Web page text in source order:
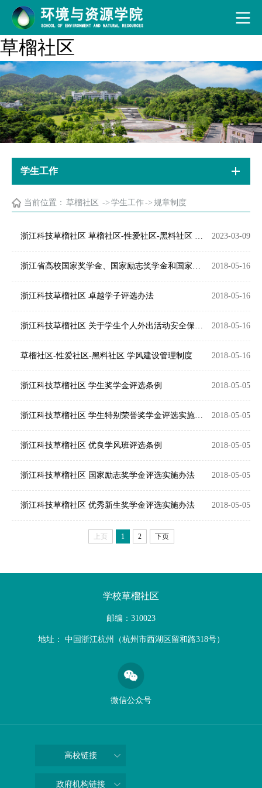
草榴社区
学生工作
当前位置： 草榴社区 -> 学生工作-> 规章制度
2023-03-09
浙江科技草榴社区 草榴社区-性爱社区-黑料社区 “碳·未来”奖（学）金评定及管理办法
2018-05-16
浙江省高校国家奖学金、国家励志奖学金和国家助学金校内评审工作规程
2018-05-16
浙江科技草榴社区 卓越学子评选办法
2018-05-16
浙江科技草榴社区 关于学生个人外出活动安全保障制度
2018-05-16
草榴社区-性爱社区-黑料社区 学风建设管理制度
2018-05-05
浙江科技草榴社区 学生奖学金评选条例
2018-05-05
浙江科技草榴社区 学生特别荣誉奖学金评选实施办法
2018-05-05
浙江科技草榴社区 优良学风班评选条例
2018-05-05
浙江科技草榴社区 国家励志奖学金评选实施办法
2018-05-05
浙江科技草榴社区 优秀新生奖学金评选实施办法
上页 1 2 下页
学校草榴社区
邮编：310023
地址： 中国浙江杭州（杭州市西湖区留和路318号）
微信公众号
高校链接
政府机构链接